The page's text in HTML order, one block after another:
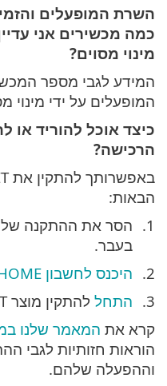
השרת המופעלים
כמה מכשירים אני
מינוי מסוים?
המידע לגבי מספר
המופעלים על ידי מינוי
הרכישה?
הבאות:
בעבר.
היכנס לחשבון ESET HOME
התחל להתקין מוצר ESET במכשיר שלך.
קרא את המאמר שלנו
וההפעלה שלהם.